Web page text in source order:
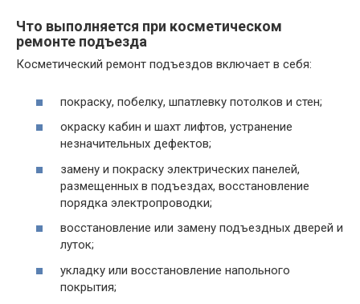
Что выполняется при косметическом
ремонте подъезда
Косметический ремонт подъездов включает в себя:
покраску, побелку, шпатлевку потолков и стен;
окраску кабин и шахт лифтов, устранение
незначительных дефектов;
замену и покраску электрических панелей,
размещенных в подъездах, восстановление
порядка электропроводки;
восстановление или замену подъездных дверей и
луток;
укладку или восстановление напольного
покрытия;